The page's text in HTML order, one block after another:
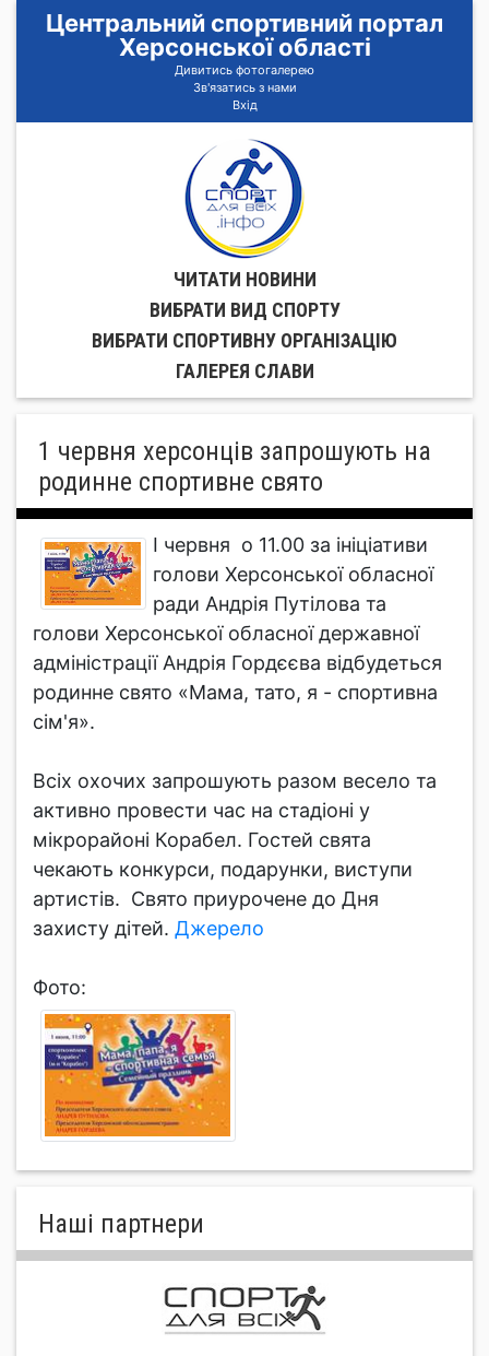
Центральний спортивний портал
Херсонської області
Дивитись фотогалерею
Зв'язатись з нами
Вхід
ЧИТАТИ НОВИНИ
ВИБРАТИ ВИД СПОРТУ
ВИБРАТИ СПОРТИВНУ ОРГАНIЗАЦIЮ
ГАЛЕРЕЯ СЛАВИ
1 червня херсонців запрошують на
родинне спортивне свято
І червня о 11.00 за ініціативи
голови Херсонської обласної
ради Андрія Путілова та
голови Херсонської обласної державної
адміністрації Андрія Гордєєва відбудеться
родинне свято «Мама, тато, я - спортивна
сім'я».
Всіх охочих запрошують разом весело та
активно провести час на стадіоні у
мікрорайоні Корабел. Гостей свята
чекають конкурси, подарунки, виступи
артистів. Свято приурочене до Дня
захисту дітей. Джерело
Фото:
Нашi партнери